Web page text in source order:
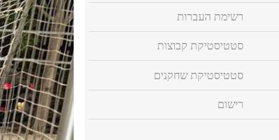
רשימת העברות
סטטיסטיקת קבוצות
סטטיסטיקת שחקנים
רישום